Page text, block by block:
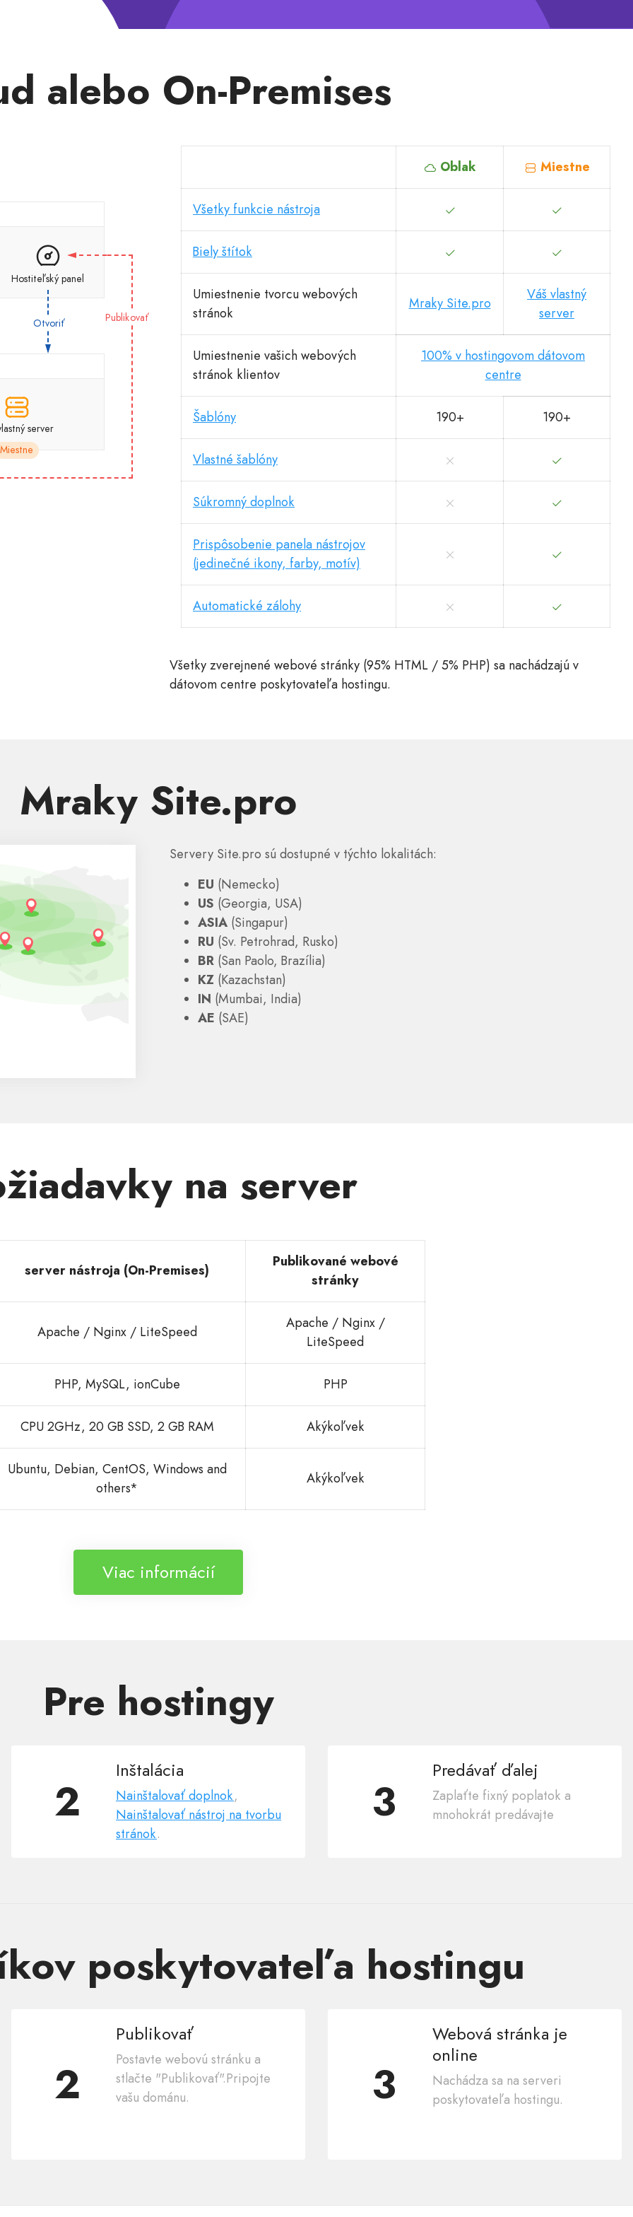
alebo On-Premises
Publikovať
Hostiteľský panel
Otvoriť
server
Miestne
Oblak Miestne
Všetky funkcie nástroja
Biely štítok
Umiestnenie tvorcu webových
stránok
Mraky Site.pro
Váš vlastný
server
Umiestnenie vašich webových
stránok klientov
100% v hostingovom dátovom
centre
Šablóny 190+ 190+
Vlastné šablóny
Súkromný doplnok
Prispôsobenie panela nástrojov
(jedinečné ikony, farby, motív)
Automatické zálohy
Všetky zverejnené webové stránky (95% HTML / 5% PHP) sa nachádzajú v
dátovom centre poskytovateľa hostingu.
Mraky Site.pro
Servery Site.pro sú dostupné v týchto lokalitách:
EU (Nemecko)
US (Georgia, USA)
ASIA (Singapur)
RU (Sv. Petrohrad, Rusko)
BR (San Paolo, Brazília)
KZ (Kazachstan)
IN (Mumbai, India)
AE (SAE)
na server
server nástroja (On-Premises)
Publikované webové
stránky
Apache / Nginx / LiteSpeed
Apache / Nginx /
LiteSpeed
PHP, MySQL, ionCube PHP
CPU 2GHz, 20 GB SSD, 2 GB RAM Akýkoľvek
Ubuntu, Debian, CentOS, Windows and
others*
Akýkoľvek
Viac informácií
Pre hostingy
2
Inštalácia
Nainštalovať doplnok,
Nainštalovať nástroj na tvorbu
stránok.
3
Predávať ďalej
Zaplaťte fixný poplatok a
mnohokrát predávajte
poskytovateľa hostingu
2
Publikovať
Postavte webovú stránku a
stlačte "Publikovať".Pripojte
vašu dománu.
3
Webová stránka je
online
Nachádza sa na serveri
poskytovateľa hostingu.